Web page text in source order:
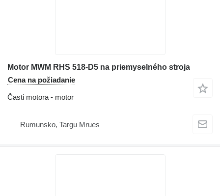
Motor MWM RHS 518-D5 na priemyselného stroja
Cena na požiadanie
Časti motora - motor
Rumunsko, Targu Mrues